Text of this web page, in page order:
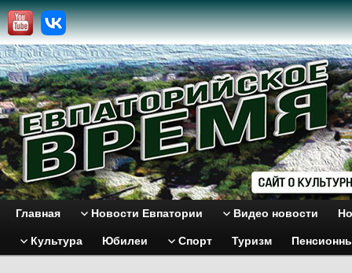
Главная Новости Евпатории Видео новости
Культура Юбилеи Спорт Туризм